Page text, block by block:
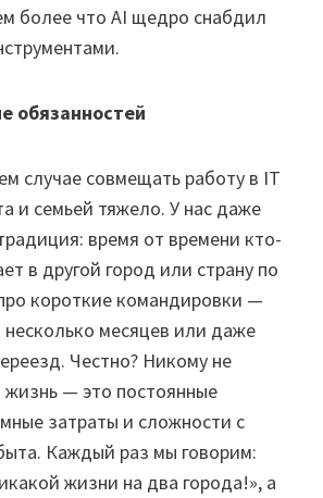
более что AI щедро снабдил
обязанностей
случае совмещать работу в IT
и семьей тяжело. У нас даже
время от времени кто-
в другой город или страну по
короткие командировки —
несколько месяцев или даже
Честно? Никому не
жизнь — это постоянные
затраты и сложности с
Каждый раз мы говорим:
жизни на два города!», а